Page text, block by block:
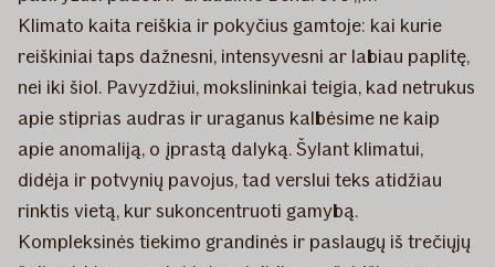
Klimato kaita reiškia ir pokyčius gamtoje: kai kurie
reiškiniai taps dažnesni, intensyvesni ar labiau paplitę,
nei iki šiol. Pavyzdžiui, mokslininkai teigia, kad netrukus
apie stiprias audras ir uraganus kalbėsime ne kaip
apie anomaliją, o įprastą dalyką. Šylant klimatui,
didėja ir potvynių pavojus, tad verslui teks atidžiau
rinktis vietą, kur sukoncentruoti gamybą.
Kompleksinės tiekimo grandinės ir paslaugų iš trečiųjų